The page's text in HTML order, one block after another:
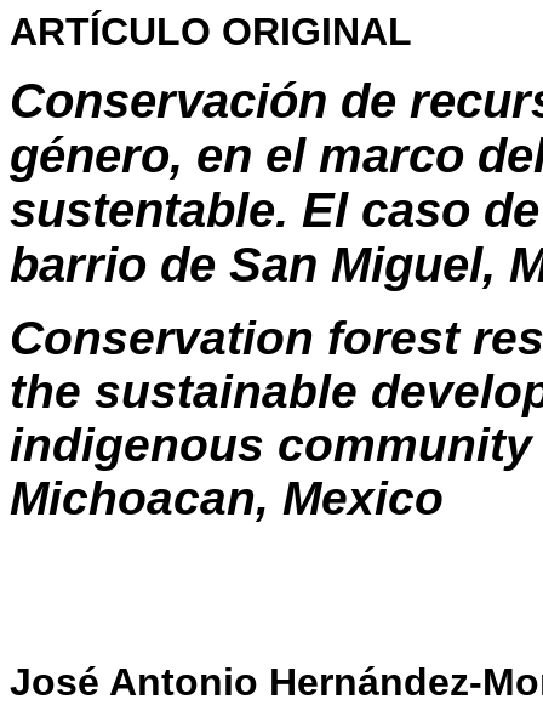
ARTÍCULO ORIGINAL
Conservación de
género, en el marco
sustentable. El caso
barrio de San Miguel,
Conservation forest
the sustainable
indigenous
Michoacan, Mexico
José Antonio Hernández-